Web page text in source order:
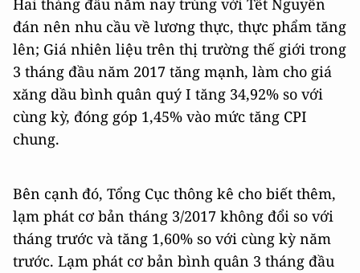
Hai tháng đầu năm nay trùng với Tết Nguyên
đán nên nhu cầu về lương thực, thực phẩm tăng
lên; Giá nhiên liệu trên thị trường thế giới trong
3 tháng đầu năm 2017 tăng mạnh, làm cho giá
xăng dầu bình quân quý I tăng 34,92% so với
cùng kỳ, đóng góp 1,45% vào mức tăng CPI
chung.
Bên cạnh đó, Tổng Cục thông kê cho biết thêm,
lạm phát cơ bản tháng 3/2017 không đổi so với
tháng trước và tăng 1,60% so với cùng kỳ năm
trước. Lạm phát cơ bản bình quân 3 tháng đầu